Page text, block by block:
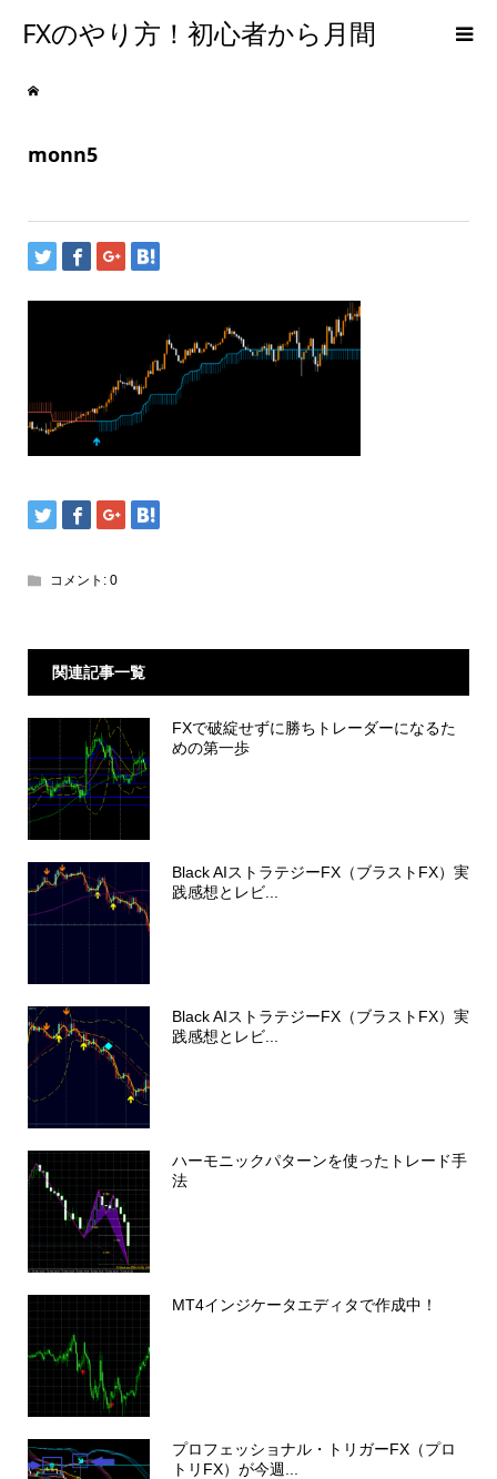
FXのやり方！初心者から月間
300PIPSを達成するための手法
【メンタルFX】
monn5
コメント: 0
関連記事一覧
FXで破綻せずに勝ちトレーダーになるた
めの第一歩
Black AIストラテジーFX（ブラストFX）実
践感想とレビ...
Black AIストラテジーFX（ブラストFX）実
践感想とレビ...
ハーモニックパターンを使ったトレード手
法
MT4インジケータエディタで作成中！
プロフェッショナル・トリガーFX（プロ
トリFX）が今週...